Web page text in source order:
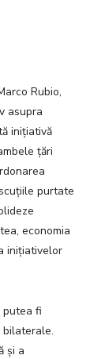
Rubio,
asupra
inițiativă
țări
purtate
economia
inițiativelor
putea fi
și a